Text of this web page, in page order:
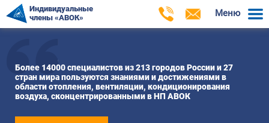
Индивидуальные
члены «АВОК»
Меню
Более 14000 специалистов из 213 городов России и 27
стран мира пользуются знаниями и достижениями в
области отопления, вентиляции, кондиционирования
воздуха, сконцентрированными в НП АВОК